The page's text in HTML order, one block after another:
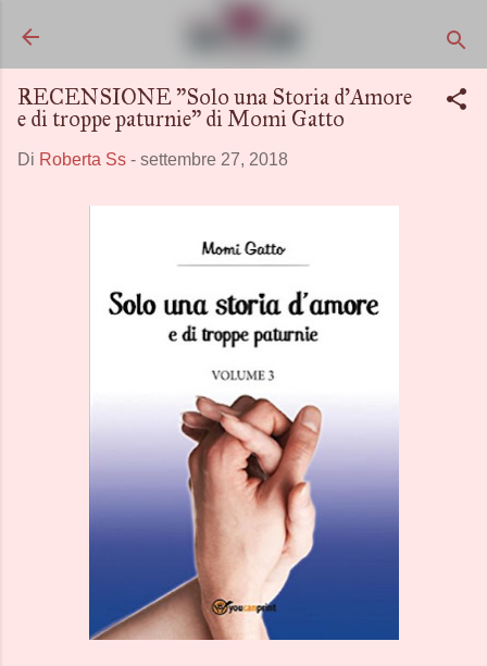
RECENSIONE "Solo una Storia d'Amore
e di troppe paturnie" di Momi Gatto
Di Roberta Ss - settembre 27, 2018